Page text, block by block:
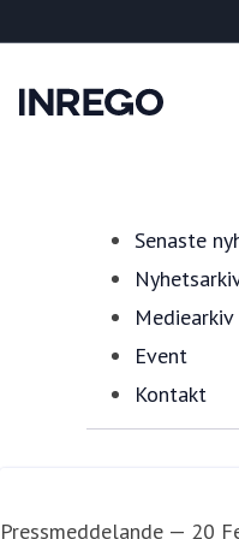
Senaste
Mediearkiv
Event
Kontakt
Pressmeddelande — 20